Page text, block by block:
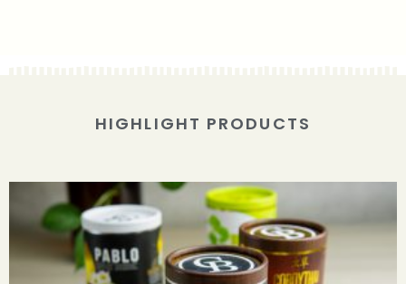
HIGHLIGHT PRODUCTS